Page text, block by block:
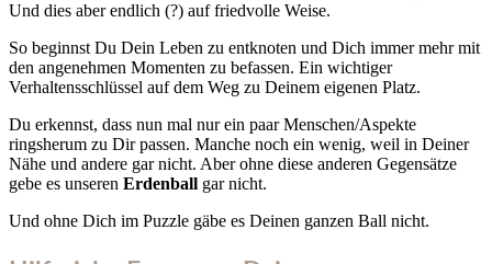
Und dies aber endlich (?) auf friedvolle Weise.
So beginnst Du Dein Leben zu entknoten und Dich immer mehr mit
den angenehmen Momenten zu befassen. Ein wichtiger
Verhaltensschlüssel auf dem Weg zu Deinem eigenen Platz.
Du erkennst, dass nun mal nur ein paar Menschen/Aspekte
ringsherum zu Dir passen. Manche noch ein wenig, weil in Deiner
Nähe und andere gar nicht. Aber ohne diese anderen Gegensätze
gebe es unseren Erdenball gar nicht.
Und ohne Dich im Puzzle gäbe es Deinen ganzen Ball nicht.